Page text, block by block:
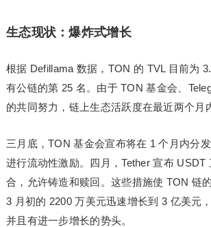
生态现状：爆炸式增长
根据 Defillama 数据，TON 的 TVL 目前为
有公链的第 25 名。由于 TON 基金会、
的共同努力，链上生态活跃度在最近两个月
三月底，TON 基金会宣布将在 1 个月内分
进行流动性激励。四月，Tether 宣布 USDT
合，允许铸造和赎回。这些措施使 TON 链
3 月初的 2200 万美元迅速增长到 3 亿美元
并且有进一步增长的势头。